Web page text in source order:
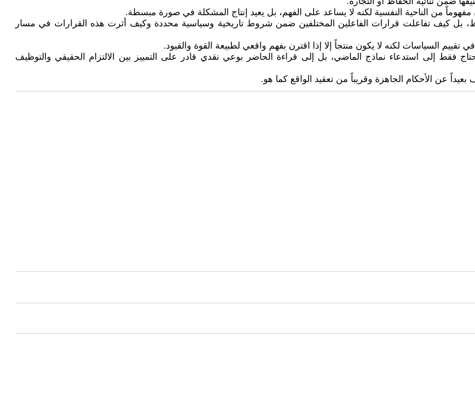
من الناحية النفسية لكنه لا يساعد على الفهم، بل يعيد إنتاج المشكلة في صورة مبسطة.
بل كيف تفاعلت قرارات الفاعلين المختلفين ضمن شروط تاريخية وسياسية محددة وكيف أثرت هذه القرارات في مسار
تقييم السياسات لكنه لا يكون منتجاً إلا إذا اقترن بفهم واقعي لطبيعة القوة والقيود.
فقط إلى استدعاء نماذج الماضي، بل إلى قراءة الحاضر بوعي نقدي قادر على التمييز بين الالتزام الحقيقي والتوظيف
عن الأحكام الجاهزة وقريباً من تعقيد الواقع كما هو.